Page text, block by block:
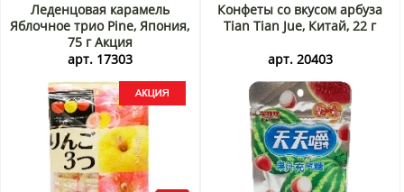
Леденцовая карамель
Яблочное трио Pine, Япония,
75 г Акция
арт. 17303
Конфеты со вкусом арбуза
Tian Tian Jue, Китай, 22 г
арт. 20403